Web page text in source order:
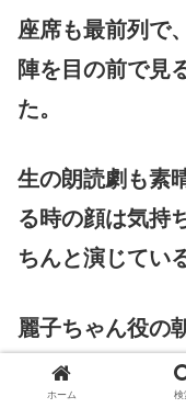
座席も最前列で
陣を目の前で見
た。
生の朗読劇も素
る時の顔は気持
ちんと演じてい
麗子ちゃん役の
た！ポニーテー
ホーム 検